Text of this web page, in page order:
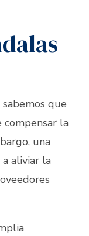
que
la
una
aliviar la